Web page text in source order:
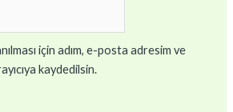
için adım, e-posta adresim ve
kaydedilsin.